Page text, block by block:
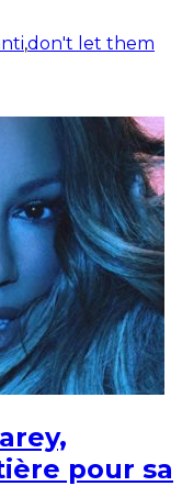
,don't let them
pour sa